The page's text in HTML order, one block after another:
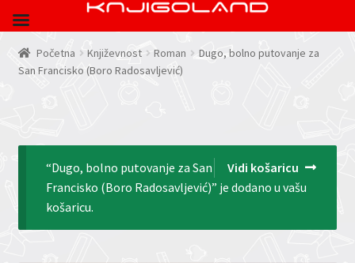
Početna Književnost Roman
Dugo, bolno putovanje za
San Francisko (Boro Radosavljević)
Vidi košaricu
“Dugo, bolno putovanje za San
Francisko (Boro Radosavljević)” je dodano u vašu
košaricu.